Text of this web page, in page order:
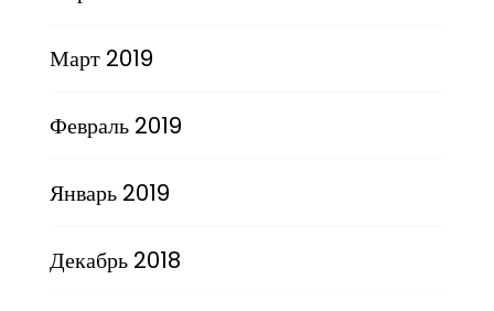
Март 2019
Февраль 2019
Январь 2019
Декабрь 2018